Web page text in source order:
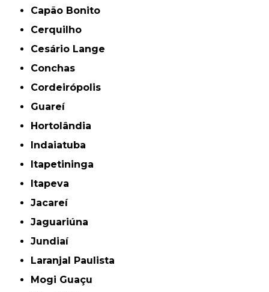
Capão Bonito
Cerquilho
Cesário Lange
Conchas
Cordeirópolis
Guareí
Hortolândia
Indaiatuba
Itapetininga
Itapeva
Jacareí
Jaguariúna
Jundiaí
Laranjal Paulista
Mogi Guaçu